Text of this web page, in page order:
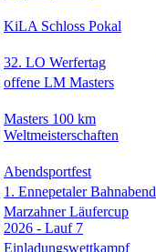
KiLA Schloss Pokal
32. LO Werfertag
offene LM Masters
Masters 100 km
Weltmeisterschaften
Abendsportfest
1. Ennepetaler Bahnabend
Marzahner Läufercup
2026 - Lauf 7
Einladungswettkampf